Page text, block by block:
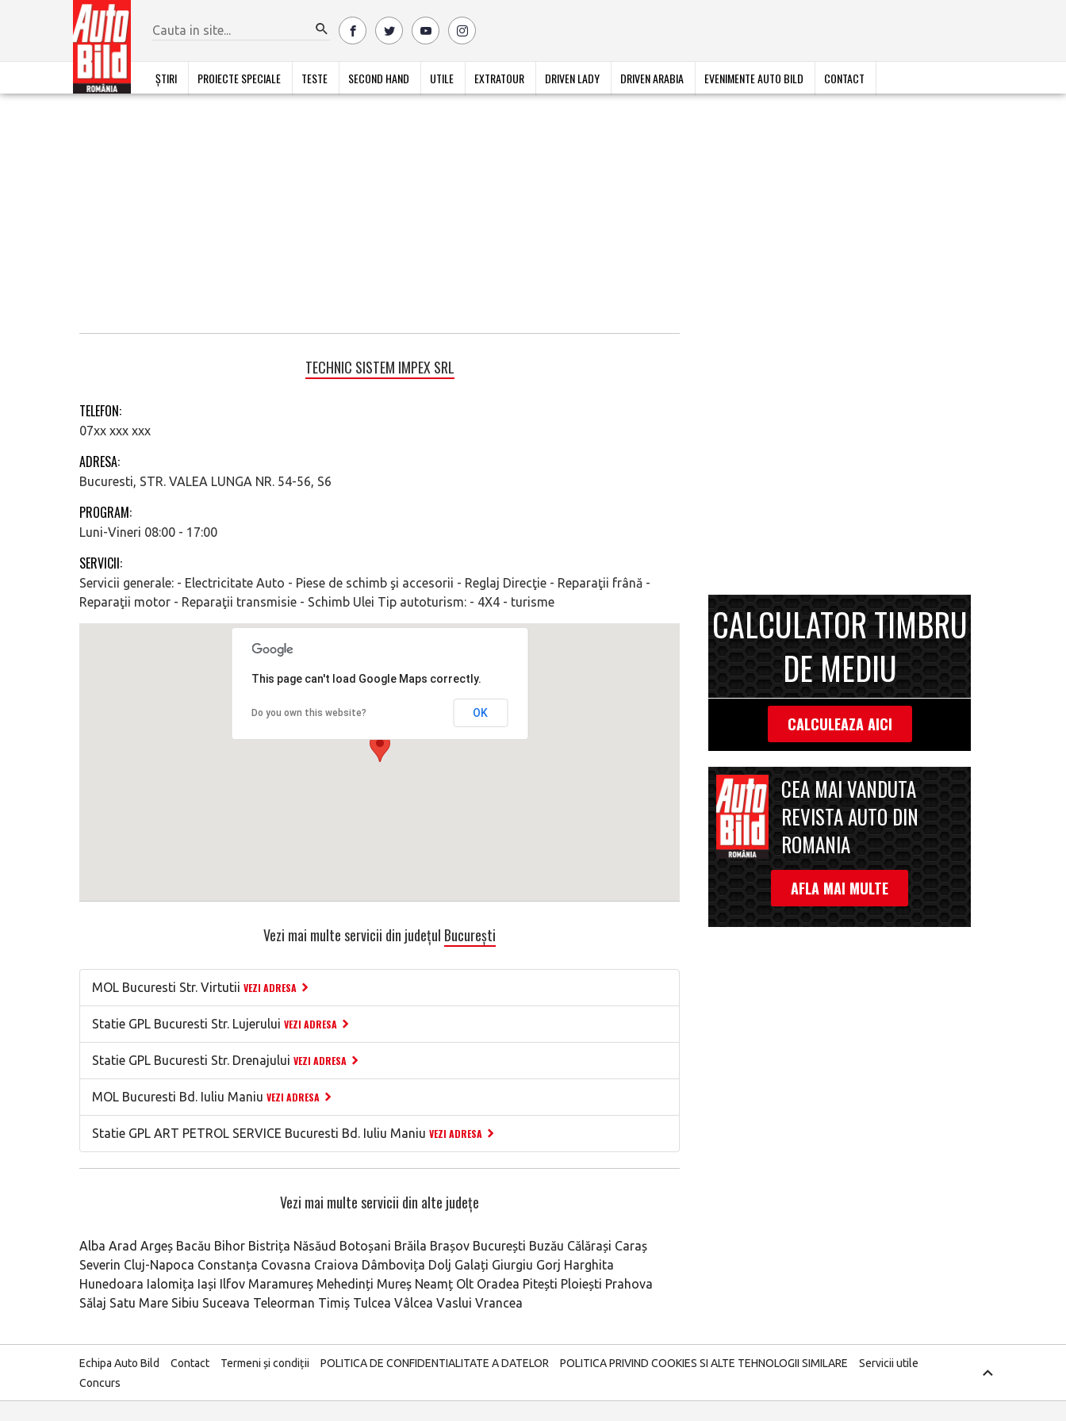
ȘTIRI PROIECTE SPECIALE TESTE SECOND HAND UTILE EXTRATOUR DRIVEN LADY DRIVEN ARABIA EVENIMENTE AUTO BILD CONTACT
TECHNIC SISTEM IMPEX SRL
TELEFON:
07xx xxx xxx
ADRESA:
Bucuresti, STR. VALEA LUNGA NR. 54-56, S6
PROGRAM:
Luni-Vineri 08:00 - 17:00
SERVICII:
Servicii generale: - Electricitate Auto - Piese de schimb şi accesorii - Reglaj Direcţie - Reparaţii frână -
Reparaţii motor - Reparaţii transmisie - Schimb Ulei Tip autoturism: - 4X4 - turisme
This page can't load Google Maps correctly.
Do you own this website? OK
Vezi mai multe servicii din județul București
MOL Bucuresti Str. Virtutii VEZI ADRESA
Statie GPL Bucuresti Str. Lujerului VEZI ADRESA
Statie GPL Bucuresti Str. Drenajului VEZI ADRESA
MOL Bucuresti Bd. Iuliu Maniu VEZI ADRESA
Statie GPL ART PETROL SERVICE Bucuresti Bd. Iuliu Maniu VEZI ADRESA
Vezi mai multe servicii din alte județe
Alba Arad Argeș Bacău Bihor Bistrița Năsăud Botoșani Brăila Brașov București Buzău Călărași Caraș
Severin Cluj-Napoca Constanța Covasna Craiova Dâmbovița Dolj Galați Giurgiu Gorj Harghita
Hunedoara Ialomița Iași Ilfov Maramureș Mehedinți Mureș Neamț Olt Oradea Pitești Ploiești Prahova
Sălaj Satu Mare Sibiu Suceava Teleorman Timiș Tulcea Vâlcea Vaslui Vrancea
CALCULATOR TIMBRU
DE MEDIU
CALCULEAZA AICI
CEA MAI VANDUTA
REVISTA AUTO DIN
ROMANIA
AFLA MAI MULTE
Echipa Auto Bild Contact Termeni și condiții POLITICA DE CONFIDENTIALITATE A DATELOR POLITICA PRIVIND COOKIES SI ALTE TEHNOLOGII SIMILARE
Servicii utile
Concurs